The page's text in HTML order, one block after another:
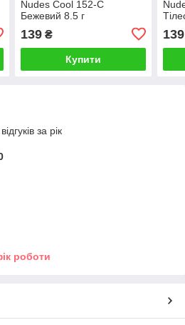
Nudes Cool 152-С
Бежевий 8.5 г
139₴
Купити
139
за рік
роботи